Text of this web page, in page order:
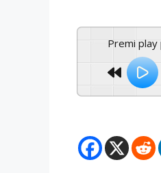
Premi